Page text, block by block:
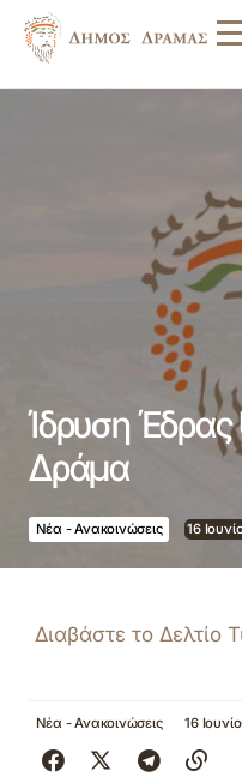
Ίδρυση
Δράμα
Νέα - Ανακοινώσεις 16
Διαβάστε το Δελτίο
Νέα - Ανακοινώσεις 16